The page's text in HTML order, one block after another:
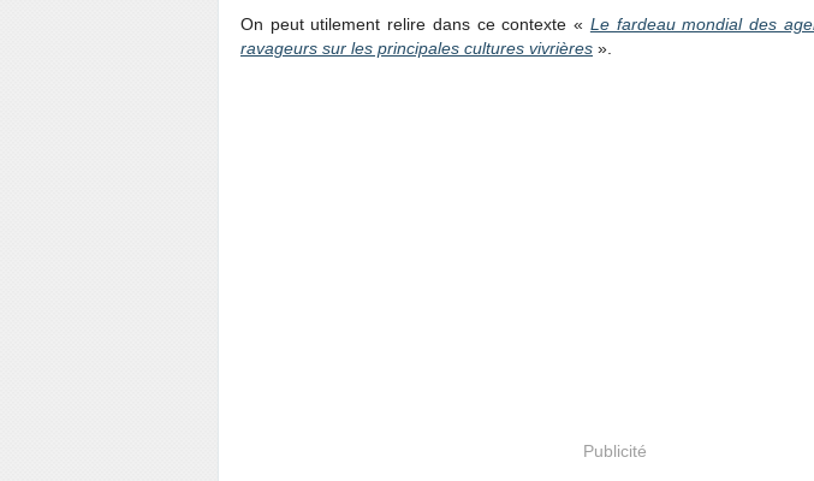
On peut utilement relire dans ce contexte « Le fardeau mondial des
ravageurs sur les principales cultures vivrières ».
Publicité